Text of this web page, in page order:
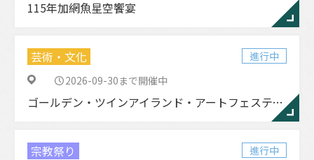
115年加網魚星空饗宴
芸術・文化
進行中
2026-09-30まで開催中
ゴールデン・ツインアイランド・アートフェスティバル
宗教祭り
進行中